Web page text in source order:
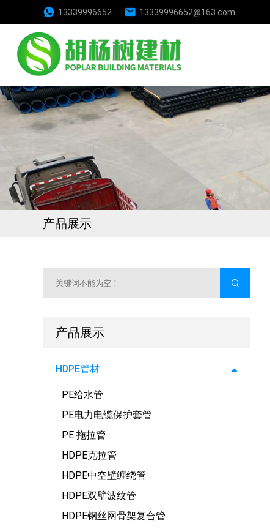
13339996652 13339996652@163.com
产品展示
产品展示
HDPE管材
PE给水管
PE电力电缆保护套管
PE 拖拉管
HDPE克拉管
HDPE中空壁缠绕管
HDPE双壁波纹管
HDPE钢丝网骨架复合管